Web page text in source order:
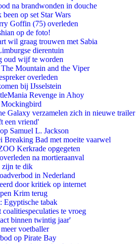
na brandwonden in douche
op set Star Wars
Goffin (75) overleden
op de foto!
wil graag trouwen met Sabia
dierentuin
oud wijf te worden
Mountain and the Viper
overleden
bij IJsselstein
Revenge in Ahoy
Mockingbird
Galaxy verzamelen zich in nieuwe trailer
een vriend'
Samuel L. Jackson
Breaking Bad met moeite vaarwel
Kerkrade opgegeten
na mortieraanval
zijn te dik
in Nederland
door kritiek op internet
Krim terug
Egyptische tabak
te vroeg
binnen twintig jaar'
voetballer
op Pirate Bay